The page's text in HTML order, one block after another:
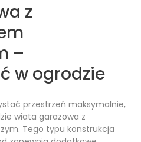
z
–
w ogrodzie
przestrzeń maksymalnie,
wiata garażowa z
Tego typu konstrukcja